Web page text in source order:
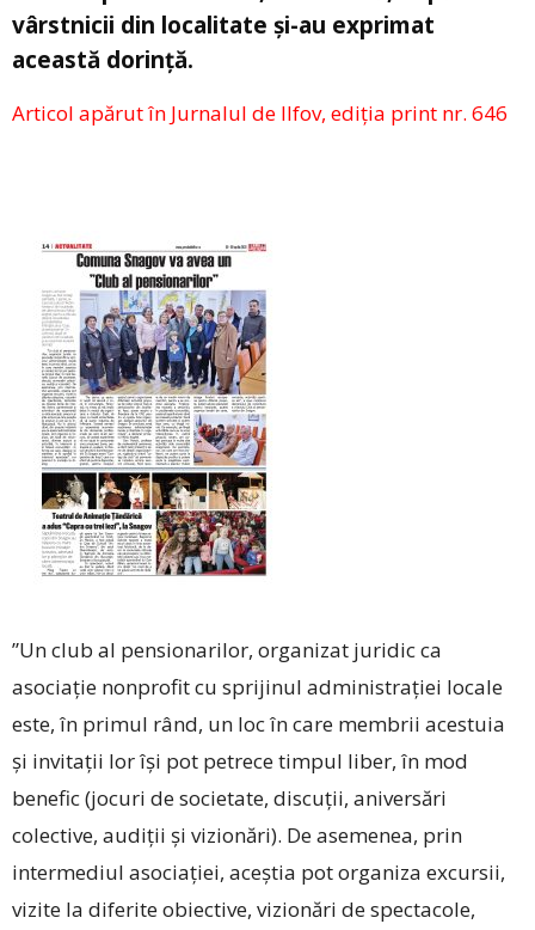
vârstnicii din localitate și-au exprimat
această dorință.
Articol apărut în Jurnalul de Ilfov, ediția print nr. 646
”Un club al pensionarilor, organizat juridic ca
asociație nonprofit cu sprijinul administrației locale
este, în primul rând, un loc în care membrii acestuia
și invitații lor își pot petrece timpul liber, în mod
benefic (jocuri de societate, discuții, aniversări
colective, audiții și vizionări). De asemenea, prin
intermediul asociației, aceștia pot organiza excursii,
vizite la diferite obiective, vizionări de spectacole,